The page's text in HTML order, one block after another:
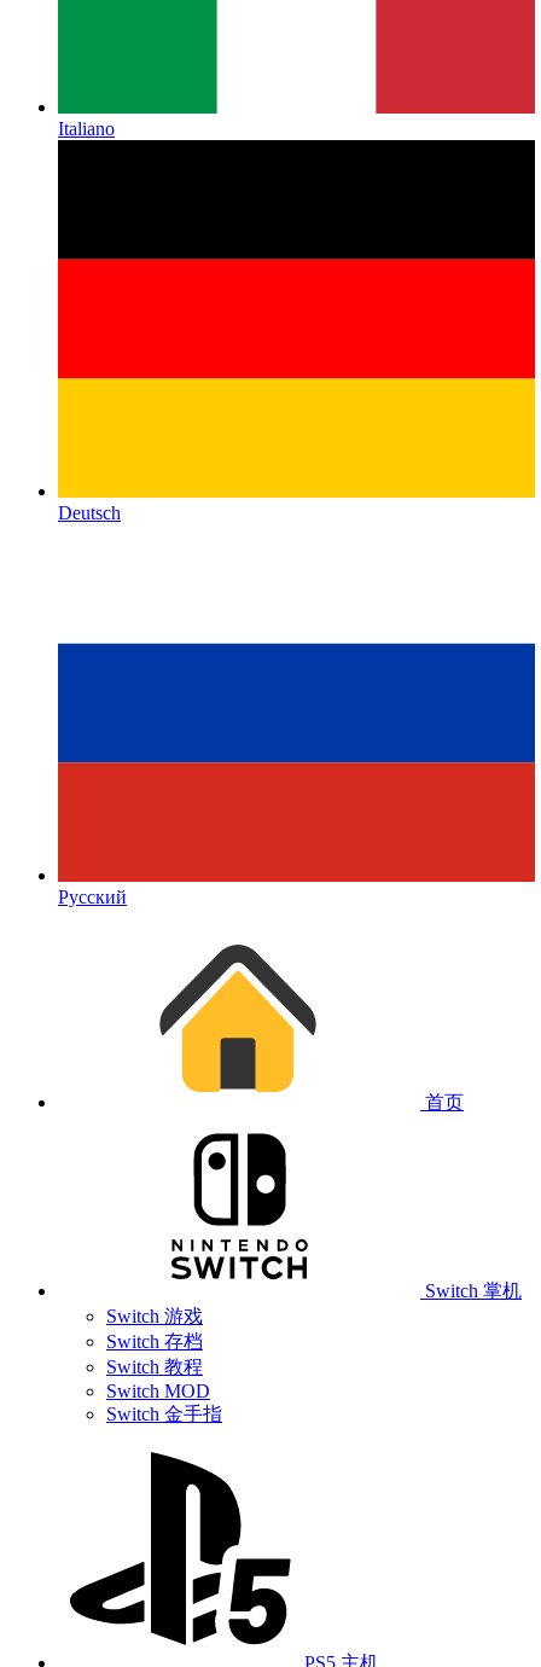
Italiano
Deutsch
Русский
首页
Switch 掌机
Switch 游戏
Switch 存档
Switch 教程
Switch MOD
Switch 金手指